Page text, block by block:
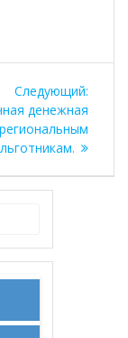
Следующий:
денежная
льготникам.